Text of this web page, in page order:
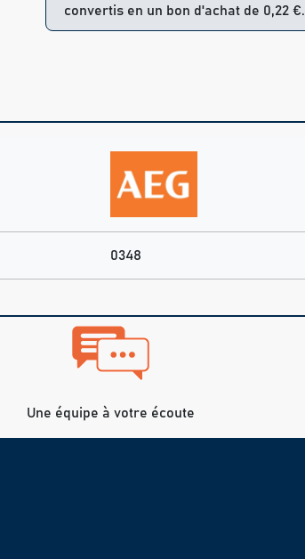
convertis en un bon d'achat de 0,22 €.
0348
Une équipe à votre écoute